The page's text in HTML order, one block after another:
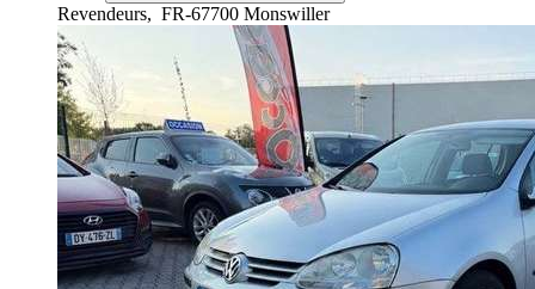
Revendeurs, FR-67700 Monswiller